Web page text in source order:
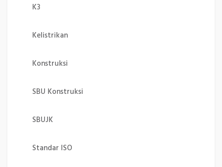
K3
Kelistrikan
Konstruksi
SBU Konstruksi
SBUJK
Standar ISO